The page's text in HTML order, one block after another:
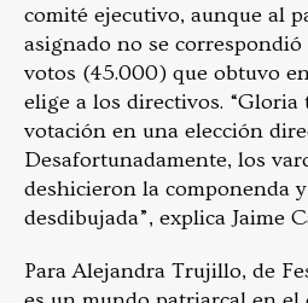
comité ejecutivo, aunque al
asignado no se
votos (45.000) que obtuvo
elige a los directivos. “Gloria
votación en una elección
Desafortunadamente, los
deshicieron la componenda
desdibujada”, explica Jaime
Para Alejandra Trujillo, de